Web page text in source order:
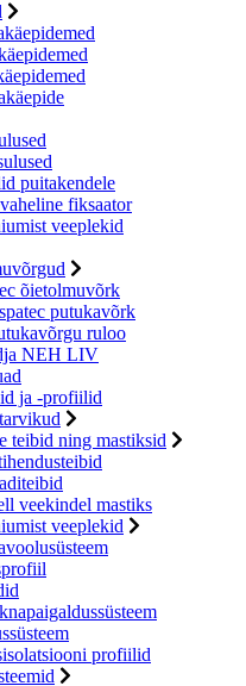
puitakendele
fiksaator
veeplekid
õietolmuvõrk
putukavõrk
ruloo
NEH LIV
ja -profiilid
teibid ning mastiksid
veekindel mastiks
veeplekid
profiilid